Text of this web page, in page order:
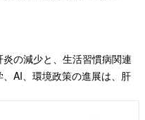
の減少と、生活習慣病関連
AI、環境政策の進展は、肝